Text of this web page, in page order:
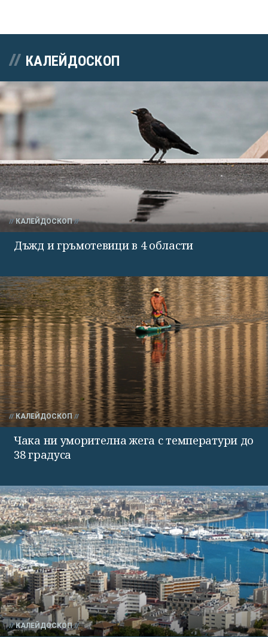
КАЛЕЙДОСКОП
КАЛЕЙДОСКОП
Дъжд и гръмотевици в 4 области
КАЛЕЙДОСКОП
Чака ни уморителна жега с температури до
38 градуса
КАЛЕЙДОСКОП